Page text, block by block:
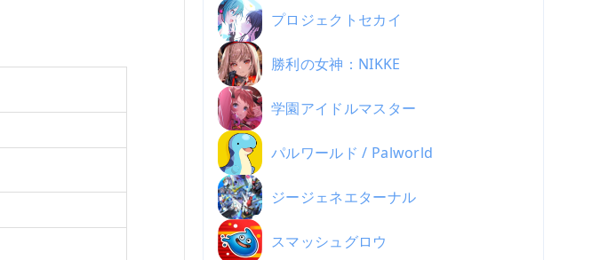
プロジェクトセカイ
勝利の女神：NIKKE
学園アイドルマスター
パルワールド / Palworld
ジージェネエターナル
スマッシュグロウ